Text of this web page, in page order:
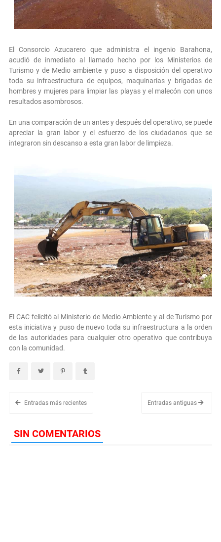
El Consorcio Azucarero que administra el ingenio Barahona,
acudió de inmediato al llamado hecho por los Ministerios de
Turismo y de Medio ambiente y puso a disposición del operativo
toda su infraestructura de equipos, maquinarias y brigadas de
hombres y mujeres para limpiar las playas y el malecón con unos
resultados asombrosos.
En una comparación de un antes y después del operativo, se puede
apreciar la gran labor y el esfuerzo de los ciudadanos que se
integraron sin descanso a esta gran labor de limpieza.
El CAC felicitó al Ministerio de Medio Ambiente y al de Turismo por
esta iniciativa y puso de nuevo toda su infraestructura a la orden
de las autoridades para cualquier otro operativo que contribuya
con la comunidad.
Entradas más recientes Entradas antiguas
SIN COMENTARIOS